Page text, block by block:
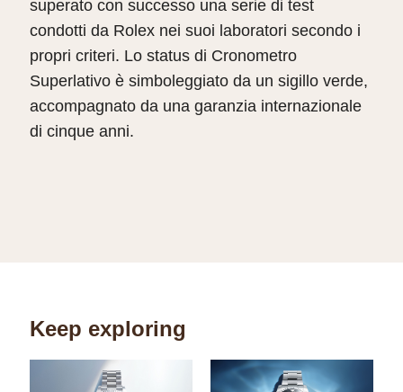
superato con successo una serie di test
condotti da Rolex nei suoi laboratori secondo i
propri criteri. Lo status di Cronometro
Superlativo è simboleggiato da un sigillo verde,
accompagnato da una garanzia internazionale
di cinque anni.
Keep exploring